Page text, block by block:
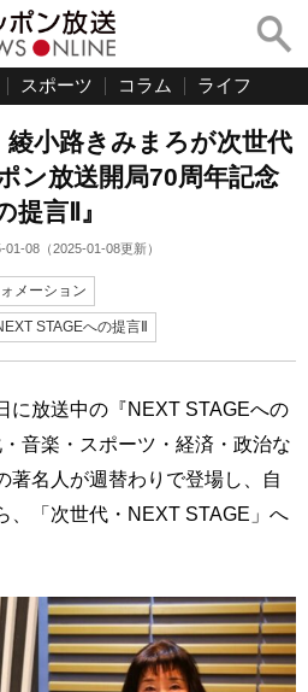
スポーツ コラム ライフ
綾小路きみまろが次世代
ン放送開局70周年記念
提言Ⅱ』
01-08 （2025-01-08更新）
メーション
STAGEへの提言Ⅱ
に放送中の『NEXT STAGEへの
音楽・スポーツ・経済・政治な
著名人が週替わりで登場し、自
、「次世代・NEXT STAGE」へ